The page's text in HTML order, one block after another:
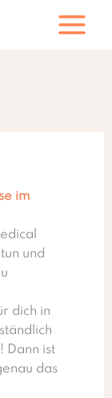
im
und
dich in
Dann ist
das